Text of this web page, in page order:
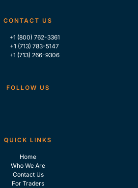
CONTACT US
+1 (800) 762-3361
+1 (713) 783-5147
+1 (713) 266-9306
FOLLOW US
QUICK LINKS
Home
Who We Are
Contact Us
For Traders